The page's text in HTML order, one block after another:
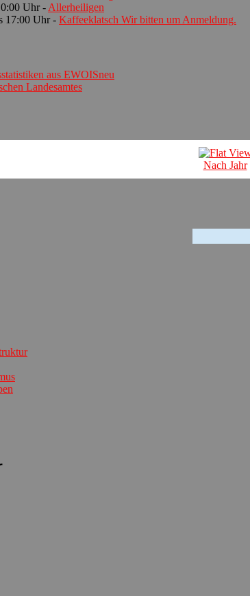
Uhr - Allerheiligen
17:00 Uhr - Kaffeeklatsch Wir bitten um Anmeldung.
aus EWOISneu
Landesamtes
Nach Jahr